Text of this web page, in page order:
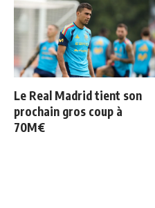
Le Real Madrid tient son
prochain gros coup à
70M€